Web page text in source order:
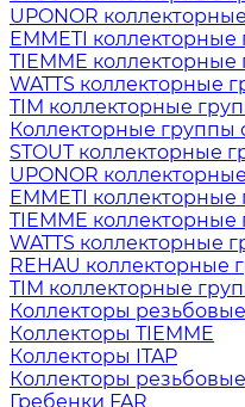
UPONOR
EMMETI
TIEMME
WATTS коллекторные
TIM коллекторные
Коллекторные группы
STOUT коллекторные
UPONOR
EMMETI коллекторные
TIEMME коллекторные
WATTS коллекторные
REHAU коллекторные
TIM коллекторные
Коллекторы
Коллекторы TIEMME
Коллекторы ITAP
Коллекторы
Гребенки FAR